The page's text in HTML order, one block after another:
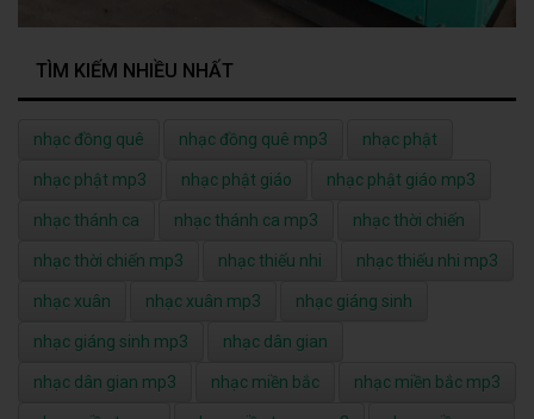
TÌM KIẾM NHIỀU NHẤT
nhạc đồng quê nhạc đồng quê mp3 nhạc phật
nhạc phật mp3 nhạc phật giáo nhạc phật giáo mp3
nhạc thánh ca nhạc thánh ca mp3 nhạc thời chiến
nhạc thời chiến mp3 nhạc thiếu nhi nhạc thiếu nhi mp3
nhạc xuân nhạc xuân mp3 nhạc giáng sinh
nhạc giáng sinh mp3 nhạc dân gian
nhạc dân gian mp3 nhạc miền bắc nhạc miền bắc mp3